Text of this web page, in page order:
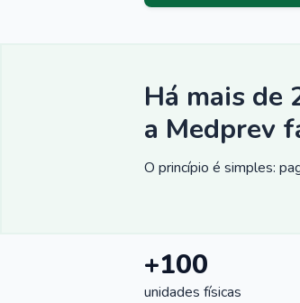
Há mais de
a Medprev
O princípio é simples:
+100
unidades físicas